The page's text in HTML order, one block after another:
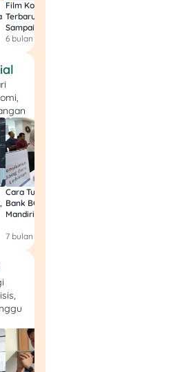
media
edit
dari
Film Komedi Indonesia
Terbaru 2026, Siap Ngakak
Sampai Sakit Perut!
6 bulan yang lalu
Cara Tukar Uang Baru di
Bank BCA (Umum, BNI,
Mandiri, BRI, dan BSI) 2026!
7 bulan yang lalu